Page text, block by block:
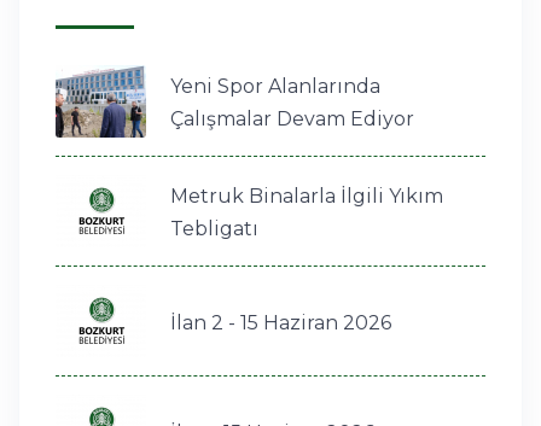
Yeni Spor Alanlarında
Çalışmalar Devam Ediyor
Metruk Binalarla İlgili Yıkım
Tebligatı
İlan 2 - 15 Haziran 2026